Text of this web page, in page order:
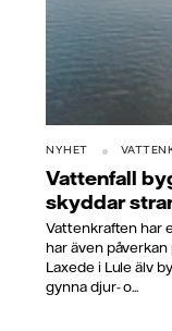
NYHET
Vattenfall
skyddar
Vattenkraften har
har även
Laxede i Lule älv
gynna djur- o...